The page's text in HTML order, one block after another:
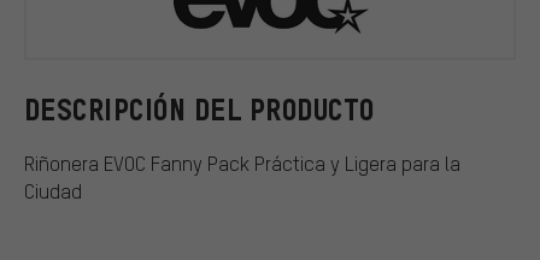
DESCRIPCIÓN DEL PRODUCTO
Riñonera EVOC Fanny Pack Práctica y Ligera para la
Ciudad